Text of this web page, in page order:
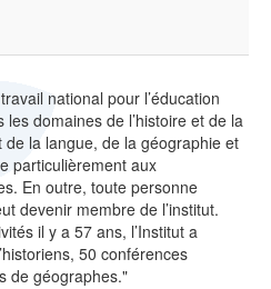
national pour l’éducation
domaines de l’histoire et de la
la langue, de la géographie et
particulièrement aux
En outre, toute personne
devenir membre de l’institut.
il y a 57 ans, l’Institut a
50 conférences
de géographes."